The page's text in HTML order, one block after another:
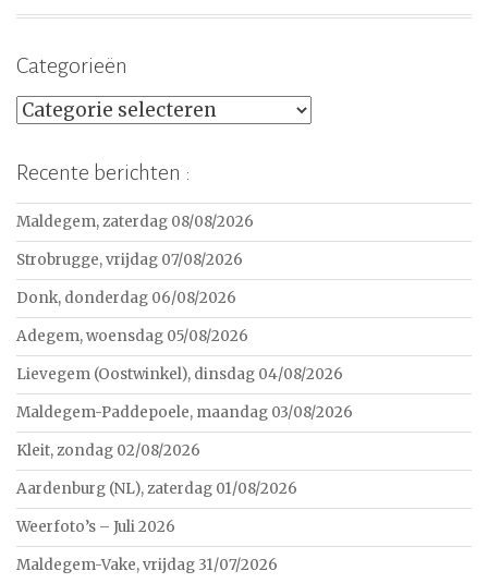
Categorieën
Categorieën
Recente berichten :
Maldegem, zaterdag 08/08/2026
Strobrugge, vrijdag 07/08/2026
Donk, donderdag 06/08/2026
Adegem, woensdag 05/08/2026
Lievegem (Oostwinkel), dinsdag 04/08/2026
Maldegem-Paddepoele, maandag 03/08/2026
Kleit, zondag 02/08/2026
Aardenburg (NL), zaterdag 01/08/2026
Weerfoto’s – Juli 2026
Maldegem-Vake, vrijdag 31/07/2026